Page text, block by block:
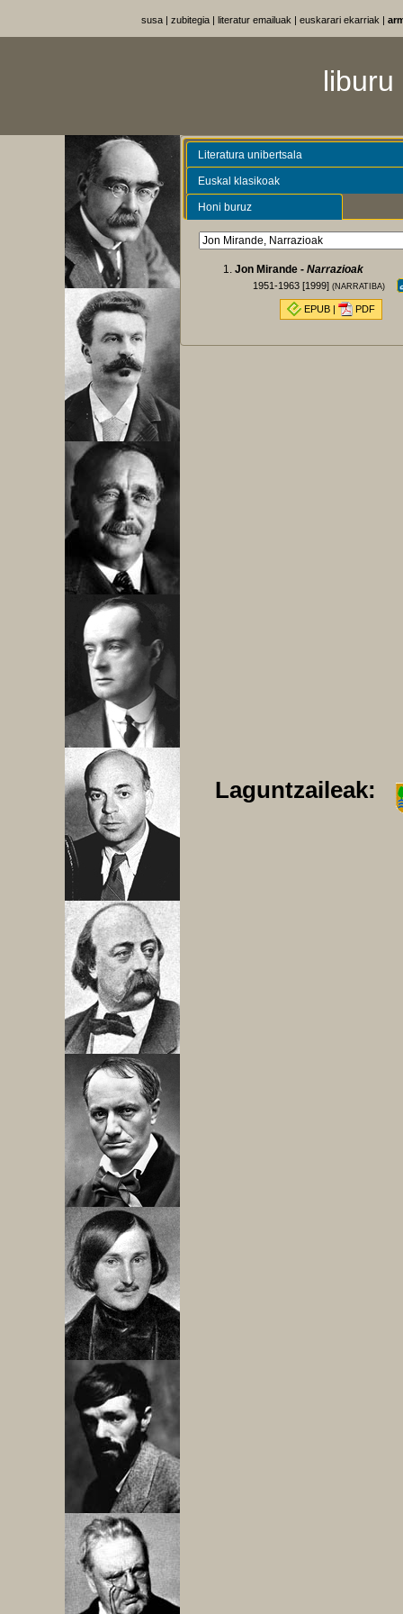
susa| zubitegia| literatur emailuak | euskarari ekarriak |
liburu
Literatura unibertsala
Euskal klasikoak
Honi buruz
Jon Mirande - Narrazioak
1951-1963 [1999] (NARRATIBA)
EPUB| PDF
Laguntzaileak: